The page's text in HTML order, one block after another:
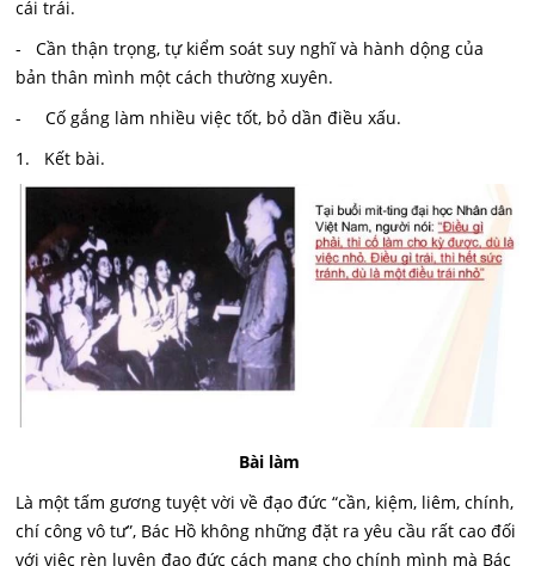
cái trái.
- Cần thận trọng, tự kiểm soát suy nghĩ và hành dộng của
bản thân mình một cách thường xuyên.
- Cố gắng làm nhiều việc tốt, bỏ dần điều xấu.
1. Kết bài.
Bài làm
Là một tấm gương tuyệt vời về đạo đức “cần, kiệm, liêm, chính,
chí công vô tư”, Bác Hồ không những đặt ra yêu cầu rất cao đối
với việc rèn luyện đạo đức cách mạng cho chính mình mà Bác